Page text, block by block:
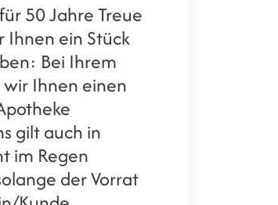
50 Jahre Treue
Ihnen ein Stück
Bei Ihrem
wir Ihnen einen
gilt auch in
im Regen
der Vorrat